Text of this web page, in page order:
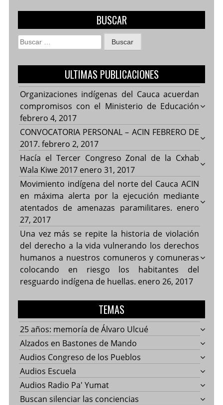
BUSCAR
Buscar:
ULTIMAS PUBLICACIONES
Organizaciones indígenas del Cauca acuerdan
compromisos con el Ministerio de Educación
febrero 4, 2017
CONVOCATORIA PERSONAL – ACIN FEBRERO DE
2017. febrero 2, 2017
Hacía el Tercer Congreso Zonal de la Cxhab
Wala Kiwe 2017 enero 31, 2017
Movimiento indígena del norte del Cauca ACIN
en máxima alerta por la ejecución mediante
atentados de amenazas paramilitares. enero
27, 2017
Una vez más se repite la historia de violación
del derecho a la vida vulnerando los derechos
humanos a nuestros comuneros y comuneras
colocando en riesgo los habitantes del
resguardo indígena de huellas. enero 26, 2017
TEMAS
25 años: memoría de Álvaro Ulcué
Alzados en Bastones de Mando
Audios Congreso de los Pueblos
Audios Escuela
Audios Radio Pa' Yumat
Buscan silenciar las conciencias